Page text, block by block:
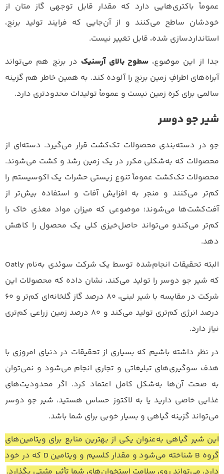
عموماً باکتری‌هایی دارد که مقدار قابل توجهی گاز متان از
خودشان ساطح می‌کنند و از آن‌جایی که فرایند تولید برنج،
استانداردسازی شده، قابل تغییر نیست.
جدا از این موضوع،سطوح بالای آرسنیک در برنج هم می‌تواند
آبراه‌های اطرافِ زمین برنج را آلوده کند. به همین خاطر هم گزینه
سالمی برای کره زمین نیست و عموماً تولیدات محدودتری دارد.
شیر جو دوسر
جو در دسته‌بندی محصولات تک‌کشت قرار می‌گیرد. دسته‌ای از
محصولات که به‌شکلی مکرر در یک زمین رشد و کشت می‌شوند.
محصولات تک‌کشت عموماً تنوع زیستی حشرات یک اکوسیستم را
کم‌تر می‌کنند و منجر به افزایش آفات و استفاده بیش‌تر از
آفت‌کشت‌ها می‌شوند؛ موضوعی که میزان مواد مغذی خاک را
کم‌تر می‌کندو می‌تواند حاصل‌خیزی کلی یک محصول را کاهش
دهد.
البته تحقیقات انجام‌شده توسط یک شرکت سوئدی به‌نام Oatly
که شیر جو دوسر را تولید می‌کند، نشان داده که محصولات این
شرکت در مقایسه با شیر لبنی، ۸۰ درصد گاز گلخانه‌ای کم‌تر و ۶۰
درصد انرژی کم‌تری تولید می‌کند و ۸۰ درصد زمین زراعی کم‌تری
نیاز دارد.
در نظر داشته باشیم که بسیاری از تحقیقات در دنیای امروزی با
هدف سوگیری‌های تبلیغاتی و تجاری انجام می‌شود و نمی‌توان
به صحت آن‌ها به‌شکل کامل اعتماد کرد. اگر محدودیت‌های
غذایی خاصی دارید یا به لاکتوز حساس هستید، شیر جو دوسر
می‌تواند گزینه گیاهی و بسیار خوبی برای شما باشد.
این شیر گیاهی به‌عنوان یکی از بهترین منابع برای ویتامین‌های
گروه B شناخته می‌شود و مقدار کلسیم و ویتامین D که در خود